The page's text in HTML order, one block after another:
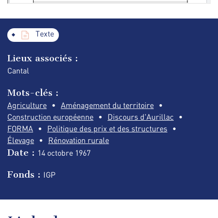
Texte
Lieux associés :
Cantal
Mots-clés :
Agriculture
Aménagement du territoire
Construction européenne
Discours d'Aurillac
FORMA
Politique des prix et des structures
Élevage
Rénovation rurale
Date : 14 octobre 1967
Fonds : IGP